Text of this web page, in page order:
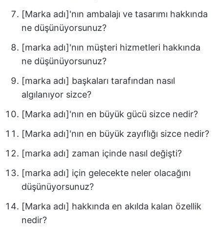
[Marka adı]'nın ambalajı ve tasarımı hakkında
ne düşünüyorsunuz?
[marka adı]'nın müşteri hizmetleri hakkında
ne düşünüyorsunuz?
[marka adı] başkaları tarafından nasıl
algılanıyor sizce?
[Marka adı]'nın en büyük gücü sizce nedir?
[Marka adı]'nın en büyük zayıflığı sizce nedir?
[marka adı] zaman içinde nasıl değişti?
[marka adı] için gelecekte neler olacağını
düşünüyorsunuz?
[Marka adı] hakkında en akılda kalan özellik
nedir?